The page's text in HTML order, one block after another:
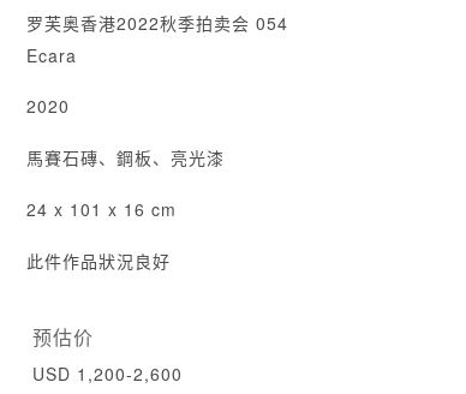
罗芙奥香港2022秋季拍卖会 054
Ecara
2020
馬賽石磚、鋼板、亮光漆
24 x 101 x 16 cm
此件作品狀況良好
预估价
USD 1,200-2,600